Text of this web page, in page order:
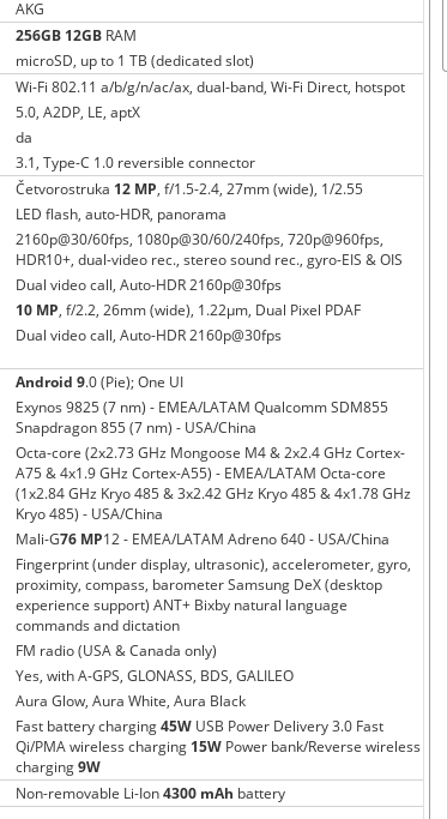
AKG
256GB 12GB RAM
microSD, up to 1 TB (dedicated slot)
Wi-Fi 802.11 a/b/g/n/ac/ax, dual-band, Wi-Fi Direct, hotspot
5.0, A2DP, LE, aptX
da
3.1, Type-C 1.0 reversible connector
Četvorostruka 12 MP, f/1.5-2.4, 27mm (wide), 1/2.55
LED flash, auto-HDR, panorama
2160p@30/60fps, 1080p@30/60/240fps, 720p@960fps,
HDR10+, dual-video rec., stereo sound rec., gyro-EIS & OIS
Dual video call, Auto-HDR 2160p@30fps
10 MP, f/2.2, 26mm (wide), 1.22µm, Dual Pixel PDAF
Dual video call, Auto-HDR 2160p@30fps
Android 9.0 (Pie); One UI
Exynos 9825 (7 nm) - EMEA/LATAM Qualcomm SDM855
Snapdragon 855 (7 nm) - USA/China
Octa-core (2x2.73 GHz Mongoose M4 & 2x2.4 GHz Cortex-
A75 & 4x1.9 GHz Cortex-A55) - EMEA/LATAM Octa-core
(1x2.84 GHz Kryo 485 & 3x2.42 GHz Kryo 485 & 4x1.78 GHz
Kryo 485) - USA/China
Mali-G76 MP12 - EMEA/LATAM Adreno 640 - USA/China
Fingerprint (under display, ultrasonic), accelerometer, gyro,
proximity, compass, barometer Samsung DeX (desktop
experience support) ANT+ Bixby natural language
commands and dictation
FM radio (USA & Canada only)
Yes, with A-GPS, GLONASS, BDS, GALILEO
Aura Glow, Aura White, Aura Black
Fast battery charging45W USB Power Delivery 3.0 Fast
Qi/PMA wireless charging 15W Power bank/Reverse wireless
charging9W
Non-removable Li-Ion4300 mAh battery